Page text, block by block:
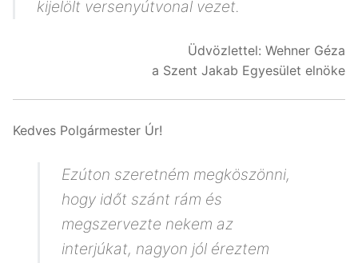
kijelölt versenyútvonal vezet.
Üdvözlettel: Wehner Géza
a Szent Jakab Egyesület elnöke
Kedves Polgármester Úr!
Ezúton szeretném megköszönni,
hogy időt szánt rám és
megszervezte nekem az
interjúkat, nagyon jól éreztem